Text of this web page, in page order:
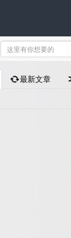
最新文章